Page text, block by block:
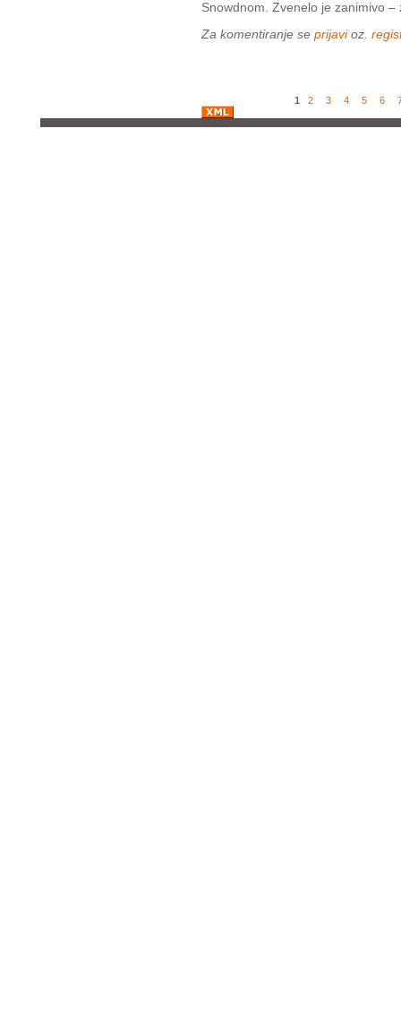
Snowdnom. Zvenelo je zanimivo –
Za komentiranje se prijavioz.
1 2 3 4 5 6